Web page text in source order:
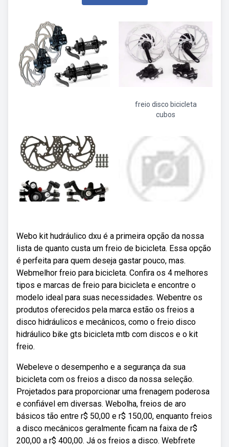
freio disco bicicleta
cubos
Webo kit hudráulico dxu é a primeira opção da nossa
lista de quanto custa um freio de bicicleta. Essa opção
é perfeita para quem deseja gastar pouco, mas.
Webmelhor freio para bicicleta. Confira os 4 melhores
tipos e marcas de freio para bicicleta e encontre o
modelo ideal para suas necessidades. Webentre os
produtos oferecidos pela marca estão os freios a
disco hidráulicos e mecânicos, como o freio disco
hidráulico bike gts bicicleta mtb com discos e o kit
freio.
Webeleve o desempenho e a segurança da sua
bicicleta com os freios a disco da nossa seleção.
Projetados para proporcionar uma frenagem poderosa
e confiável em diversas. Webolha, freios de aro
básicos tão entre r$ 50,00 e r$ 150,00, enquanto freios
a disco mecânicos geralmente ficam na faixa de r$
200,00 a r$ 400,00. Já os freios a disco. Webfrete